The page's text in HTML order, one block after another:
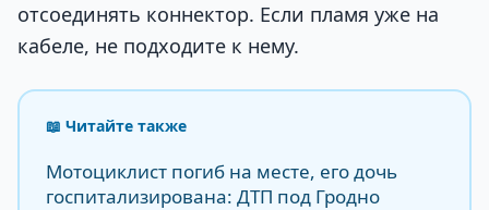
отсоединять коннектор. Если пламя уже на
кабеле, не подходите к нему.
📖 Читайте также
Мотоциклист погиб на месте, его дочь
госпитализирована: ДТП под Гродно